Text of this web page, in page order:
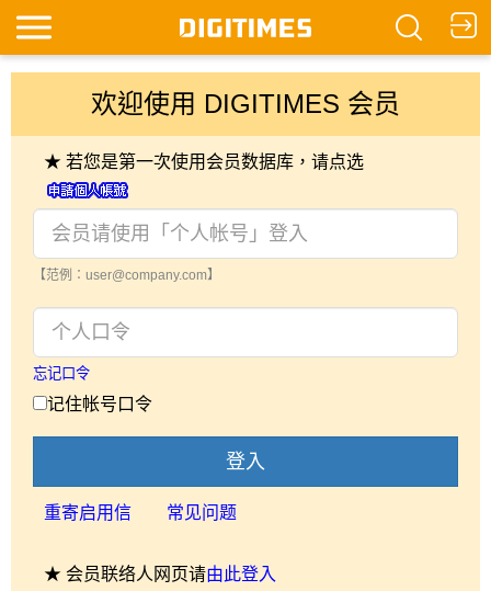
欢迎使用 DIGITIMES 会员
★ 若您是第一次使用会员数据库，请点选
【范例：user@company.com】
忘记口令
记住帐号口令
登入
重寄启用信 常见问题
★ 会员联络人网页请由此登入